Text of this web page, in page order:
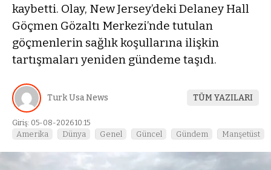
kaybetti. Olay, New Jersey’deki Delaney Hall
Göçmen Gözaltı Merkezi’nde tutulan
göçmenlerin sağlık koşullarına ilişkin
tartışmaları yeniden gündeme taşıdı.
Turk Usa News TÜM YAZILARI
Giriş: 05-08-2026 10:15
Amerika Dünya Genel Güncel Gündem Manşetüst